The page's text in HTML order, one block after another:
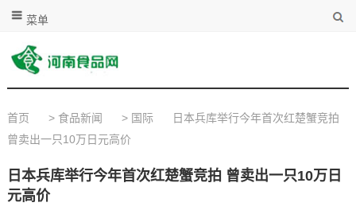
菜单
首页 > 食品新闻 > 国际
日本兵库举行今年首次红楚蟹竞拍
曾卖出一只10万日元高价
日本兵库举行今年首次红楚蟹竞拍 曾卖出一只10万日
元高价